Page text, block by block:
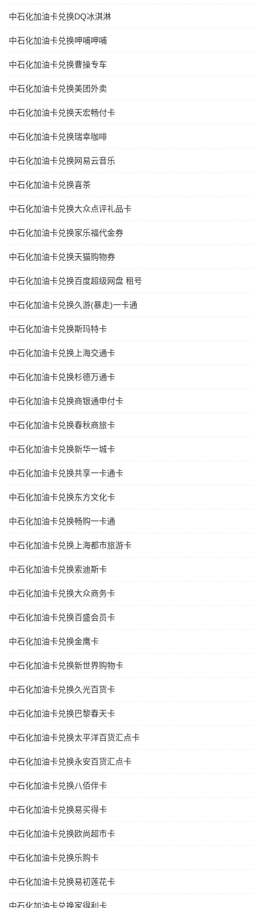
中石化加油卡兑换DQ冰淇淋
中石化加油卡兑换呷哺呷哺
中石化加油卡兑换曹操专车
中石化加油卡兑换美团外卖
中石化加油卡兑换天宏畅付卡
中石化加油卡兑换瑞幸咖啡
中石化加油卡兑换网易云音乐
中石化加油卡兑换喜茶
中石化加油卡兑换大众点评礼品卡
中石化加油卡兑换家乐福代金券
中石化加油卡兑换天猫购物券
中石化加油卡兑换百度超级网盘 租号
中石化加油卡兑换久游(暴走)一卡通
中石化加油卡兑换斯玛特卡
中石化加油卡兑换上海交通卡
中石化加油卡兑换杉德万通卡
中石化加油卡兑换商银通申付卡
中石化加油卡兑换春秋商旅卡
中石化加油卡兑换新华一城卡
中石化加油卡兑换共享一卡通卡
中石化加油卡兑换东方文化卡
中石化加油卡兑换畅购一卡通
中石化加油卡兑换上海都市旅游卡
中石化加油卡兑换索迪斯卡
中石化加油卡兑换大众商务卡
中石化加油卡兑换百盛会员卡
中石化加油卡兑换金鹰卡
中石化加油卡兑换新世界购物卡
中石化加油卡兑换久光百货卡
中石化加油卡兑换巴黎春天卡
中石化加油卡兑换太平洋百货汇点卡
中石化加油卡兑换永安百货汇点卡
中石化加油卡兑换八佰伴卡
中石化加油卡兑换易买得卡
中石化加油卡兑换欧尚超市卡
中石化加油卡兑换乐购卡
中石化加油卡兑换易初莲花卡
中石化加油卡兑换家得利卡